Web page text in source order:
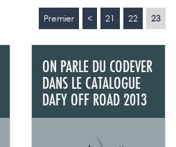
Premier < 21 22 23
ON PARLE DU CODEVER
DANS LE CATALOGUE
DAFY OFF ROAD 2013